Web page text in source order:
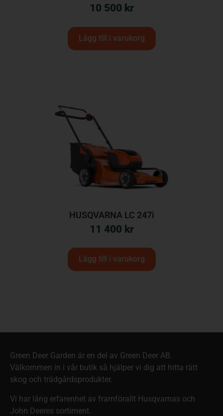
10 500 kr
Lägg till i varukorg
HUSQVARNA LC 247i
11 400 kr
Lägg till i varukorg
Green Deer Garden är en del av Green Deer AB.
Välkommen in i vår butik så hjälper vi dig att hitta rätt
skog och trädgårdsprodukter.
Vi har lång erfarenhet av framförallt Husqvarnas och
John Deeres sortiment.